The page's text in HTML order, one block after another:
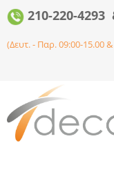
210-220-4293
(Δευτ. - Παρ. 09:00-15.00